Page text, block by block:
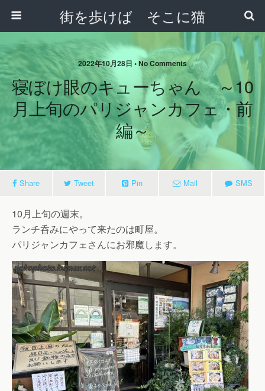
街を歩けば そこに猫
2022年10月28日 • No Comments
寝ぼけ眼のキューちゃん ～10
月上旬のパリジャンカフェ・前
編～
Share Tweet Pin Mail SMS
10月上旬の週末。
ランチ呑みにやって来たのは町屋。
パリジャンカフェさんにお邪魔します。